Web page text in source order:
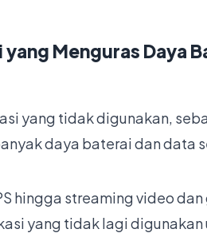
Menguras Daya
yang tidak digunakan,
daya baterai dan data
hingga streaming video
yang tidak lagi digunakan